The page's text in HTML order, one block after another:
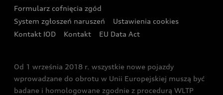
Ubezpieczenie
Audi exclusive
Audi i Puchar Świata w Skokach Narciarskich w
Zakopanem
Formularz cofnięcia zgód
System zgłoszeń naruszeń
Ustawienia cookies
Kontakt IOD
Kontakt EU Data Act
Od 1 września 2018 r. wszystkie nowe pojazdy
wprowadzane do obrotu w Unii Europejskiej muszą być
badane i homologowane zgodnie z procedurą WLTP